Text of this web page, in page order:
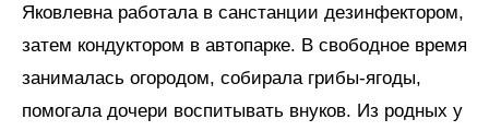
Яковлевна работала в санстанции дезинфектором,
затем кондуктором в автопарке. В свободное время
занималась огородом, собирала грибы-ягоды,
помогала дочери воспитывать внуков. Из родных у